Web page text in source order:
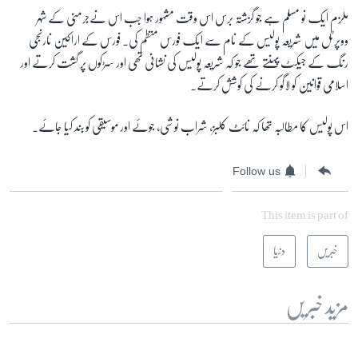
زبان
ملزم ایک نو مسلم ہے جو گزشتہ برس اس وقت مشہور ہوا جب اس نےجرمنی کے شہر
ووپرٹل میں شریعہ پولیس کے نام سے ایک فورس منظم کی۔ فورس کے اراکین نارنجی
رنگ کے جیکٹ پہنتے تھے جو کہ شریعہ پولیس کی نشانی تھی اور سڑکوں پر گشت کرتے اور
اسلامی قوانین کو لاگو کرنے کی کوشش کرتے۔
اس پولیس کا مطالبہ تھا کہ نائٹ کلبز، شراب نوشی، جوئے اور موسیقی کو بند کیا جائے۔
Follow us
This item is part of
خبریں دنیا
مزید خبریں